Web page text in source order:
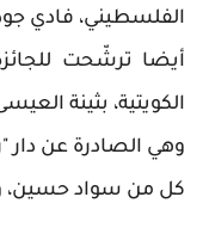
الفلسطيني، فادي
أيضا ترشّحت
الكويتية، بثينة
وهي الصادرة عن دار
كل من سواد حسين،